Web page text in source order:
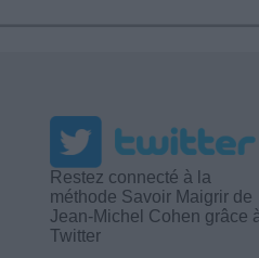
Restez connecté à la
méthode Savoir Maigrir de
Jean-Michel Cohen grâce
Twitter